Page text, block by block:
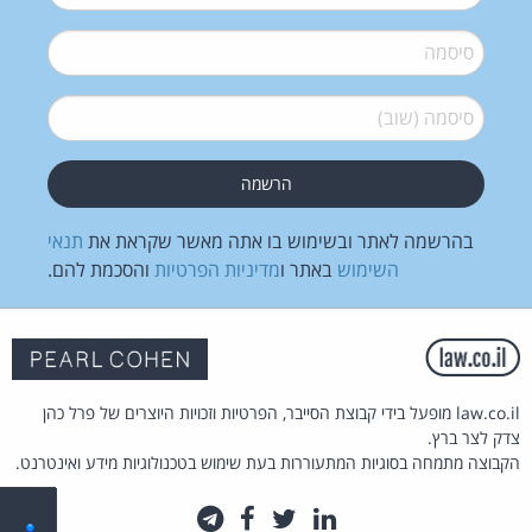
סיסמה*
סיסמה (שוב)*
בהרשמה לאתר ובשימוש בו אתה מאשר שקראת את תנאי
השימוש באתר ומדיניות הפרטיות והסכמת להם.
law.co.il מופעל בידי קבוצת הסייבר, הפרטיות וזכויות היוצרים של פרל כהן
צדק לצר ברץ.
הקבוצה מתמחה בסוגיות המתעוררות בעת שימוש בטכנולוגיות מידע ואינטרנט.
לינקדאין
טוויטרפייסבוק